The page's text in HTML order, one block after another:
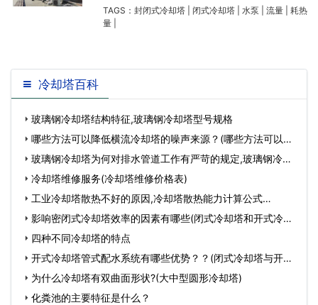
状况下，能够配备小一点，针对后端开发负载
转变很大的状况下，能够运用变频器原理，依
TAGS： 封闭式冷却塔| 闭式冷却塔| 水泵 流量| 耗热
量|
冷却塔百科
玻璃钢冷却塔结构特征,玻璃钢冷却塔型号规格
哪些方法可以降低横流冷却塔的噪声来源？(哪些方法可以降
低食品的酸味)…
玻璃钢冷却塔为何对排水管道工作有严苛的规定,玻璃钢冷却
塔裂缝修复…
冷却塔维修服务(冷却塔维修价格表)
工业冷却塔散热不好的原因,冷却塔散热能力计算公式…
影响密闭式冷却塔效率的因素有哪些(闭式冷却塔和开式冷却
塔效率)…
四种不同冷却塔的特点
开式冷却塔管式配水系统有哪些优势？？(闭式冷却塔与开式
冷却塔)…
为什么冷却塔有双曲面形状?(大中型圆形冷却塔)
化粪池的主要特征是什么？